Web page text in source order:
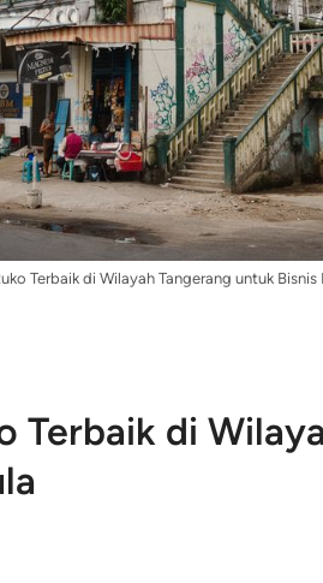
Terbaik di Wilayah Tangerang untuk Bisnis
Terbaik di